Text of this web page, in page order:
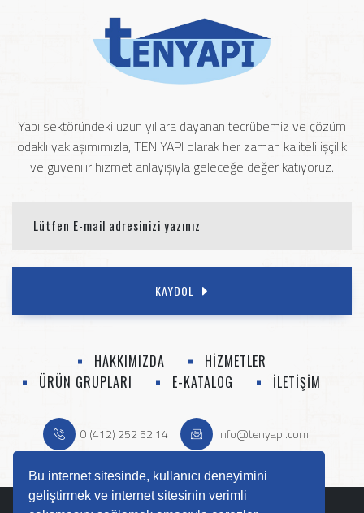
Bu internet sitesinde, kullanıcı deneyimini
geliştirmek ve internet sitesinin verimli
Yapı sektöründeki uzun yıllara dayanan tecrübemiz ve çözüm
odaklı yaklaşımımızla, TEN YAPI olarak her zaman kaliteli işçilik
ve güvenilir hizmet anlayışıyla geleceğe değer katıyoruz.
KAYDOL
HAKKIMIZDA
HİZMETLER
ÜRÜN GRUPLARI
E-KATALOG İLETİŞİM
0 (412) 252 52 14 info@tenyapi.com